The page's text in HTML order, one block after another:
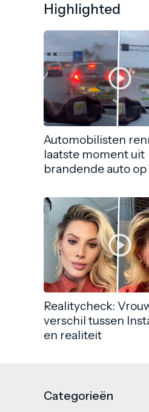
Highlighted
Automobilisten
laatste moment uit
brandende auto op
Realitycheck:
verschil tussen
en realiteit
Categorieën